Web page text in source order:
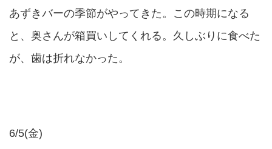
あずきバーの季節がやってきた。この時期になる
と、奥さんが箱買いしてくれる。久しぶりに食べた
が、歯は折れなかった。
6/5(金)